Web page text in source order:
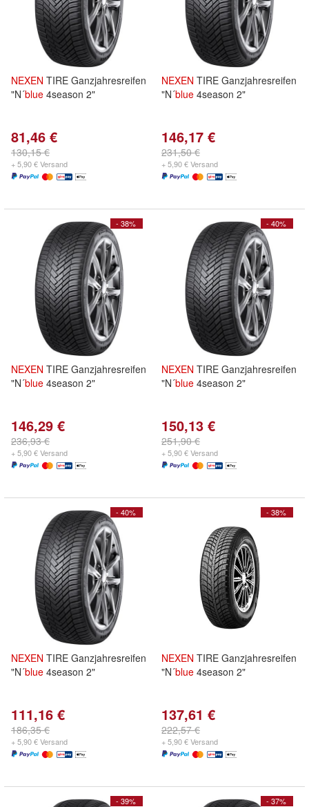
NEXEN TIRE Ganzjahresreifen
"N´blue 4season 2"
81,46 €
130,15 €
+ 5,90 € Versand
NEXEN TIRE Ganzjahresreifen
"N´blue 4season 2"
146,17 €
231,50 €
+ 5,90 € Versand
- 38%
NEXEN TIRE Ganzjahresreifen
"N´blue 4season 2"
146,29 €
236,93 €
+ 5,90 € Versand
- 40%
NEXEN TIRE Ganzjahresreifen
"N´blue 4season 2"
150,13 €
251,90 €
+ 5,90 € Versand
- 40%
NEXEN TIRE Ganzjahresreifen
"N´blue 4season 2"
111,16 €
186,35 €
+ 5,90 € Versand
- 38%
NEXEN TIRE Ganzjahresreifen
"N´blue 4season 2"
137,61 €
222,57 €
+ 5,90 € Versand
- 39% - 37%